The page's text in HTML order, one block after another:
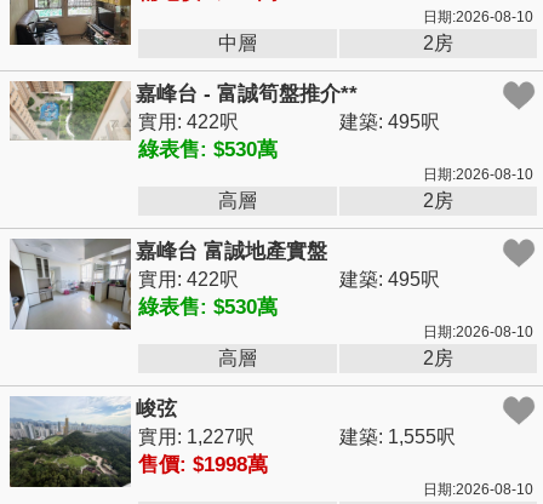
日期:2026-08-10
中層 2房
嘉峰台 - 富誠筍盤推介**
實用: 422呎 建築: 495呎
綠表售: $530萬
日期:2026-08-10
高層 2房
嘉峰台 富誠地產實盤
實用: 422呎 建築: 495呎
綠表售: $530萬
日期:2026-08-10
高層 2房
峻弦
實用: 1,227呎 建築: 1,555呎
售價: $1998萬
日期:2026-08-10